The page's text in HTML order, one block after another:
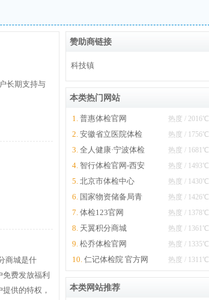
长期支持与
商城是什
费发放福利
供的特权，
赞助商链接
科技镇
本类热门网站
热度 / 2016℃
1. 普惠体检官网
热度 / 1756℃
2. 安徽省立医院体检
中心
热度 / 1681℃
3. 全人健康·宁波体检
中心网上预约平台
热度 / 1493℃
4. 智行体检官网-西安
体检中心
热度 / 1430℃
5. 北京市体检中心
热度 / 1426℃
6. 国家物资储备局青
岛疗养院健康体检
中心
热度 / 1378℃
7. 体检123官网
热度 / 1361℃
8. 天翼积分商城
jf.189.cn
热度 / 1335℃
9. 松乔体检官网
热度 / 1311℃
10. 仁记体检院 官方网
本类网站推荐